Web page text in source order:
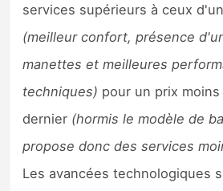
services supérieurs à ceux
(meilleur confort, présence
manettes et meilleures
techniques) pour un prix
dernier (hormis le modèle de
propose donc des services
Les avancées technologiques